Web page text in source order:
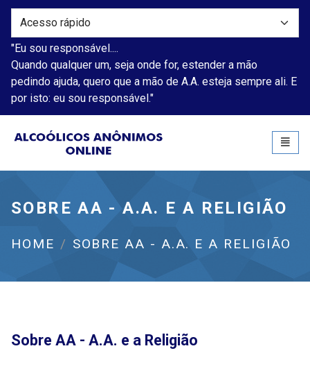
"Eu sou responsável....
Quando qualquer um, seja onde for, estender a mão
pedindo ajuda, quero que a mão de A.A. esteja sempre ali. E
por isto: eu sou responsável."
Alcoólicos AnônimosToggle
SOBRE AA - A.A. E A RELIGIÃO
HOME SOBRE AA - A.A. E A RELIGIÃO
Sobre AA - A.A. e a Religião